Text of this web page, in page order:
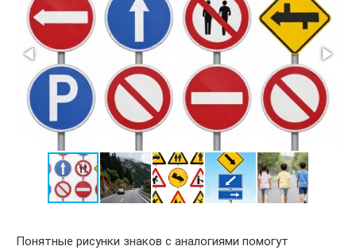
Понятные рисунки знаков с аналогиями помогут